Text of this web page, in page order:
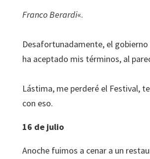
Franco Berardi«.
Desafortunadamente, el gobierno
ha aceptado mis términos, al
Lástima, me perderé el Festival,
con eso.
16 de julio
Anoche fuimos a cenar a un